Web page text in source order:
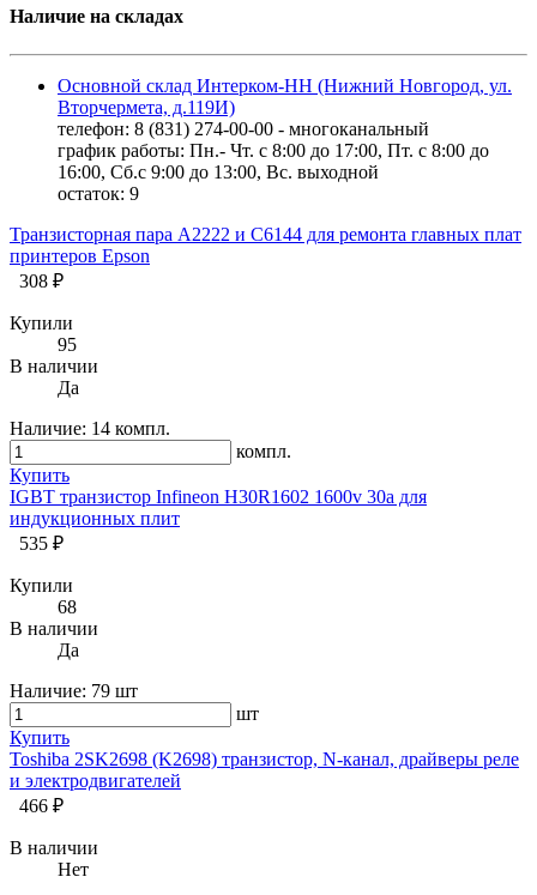
Наличие на складах
Основной склад Интерком-НН (Нижний Новгород, ул.
Вторчермета, д.119И)
телефон: 8 (831) 274-00-00 - многоканальный
график работы: Пн.- Чт. с 8:00 до 17:00, Пт. с 8:00 до
16:00, Сб.с 9:00 до 13:00, Вс. выходной
остаток: 9
Транзисторная пара A2222 и С6144 для ремонта главных плат
принтеров Epson
308 ₽
Купили
95
В наличии
Да
Наличие: 14 компл.
компл.
Купить
IGBT транзистор Infineon H30R1602 1600v 30a для
индукциoнных плит
535 ₽
Купили
68
В наличии
Да
Наличие: 79 шт
шт
Купить
Toshiba 2SK2698 (K2698) транзистор, N-канал, драйверы реле
и электродвигателей
466 ₽
В наличии
Нет